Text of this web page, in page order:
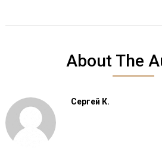
About The
Сергей К.